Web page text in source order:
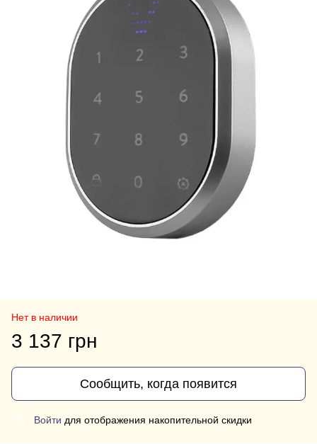
Нет в наличии
3 137 грн
Сообщить, когда появится
Войти для отображения накопительной скидки